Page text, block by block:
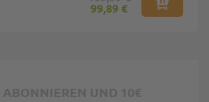
99,89 €